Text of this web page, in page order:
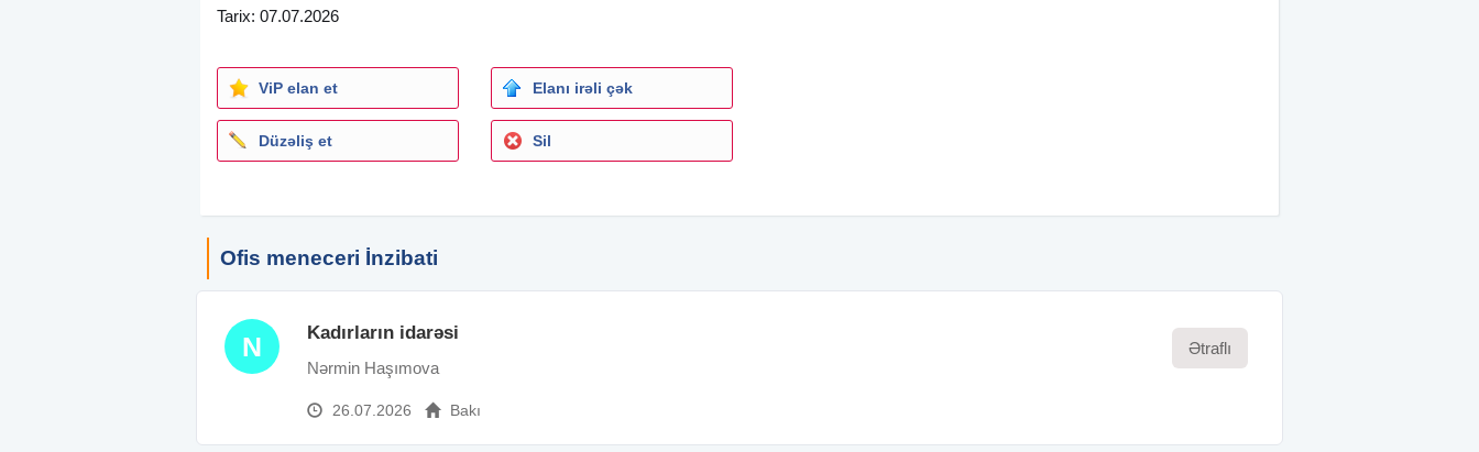
Tarix: 07.07.2026
ViP elan et Elanı irəli çək
Düzəliş et Sil
Ofis meneceri İnzibati
N Kadırların idarəsi
Nərmin Haşımova
26.07.2026 Bakı
Ətraflı